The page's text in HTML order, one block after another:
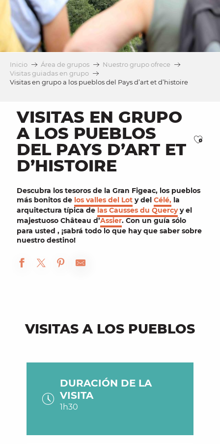
Inicio Área de grupos
Nuestro grupo ofrece
Visitas guiadas en grupo
Visitas en grupo a los pueblos del Pays d’art et d’histoire
VISITAS EN GRUPO
A LOS PUEBLOS
DEL PAYS D’ART ET
D’HISTOIRE
Descubra los tesoros de la Gran Figeac, los pueblos
más bonitos de los valles del Lot y del Célé, la
arquitectura típica de las Causses du Quercyy el
majestuoso Château d’Assier. Con un guía sólo
para usted , ¡sabrá todo lo que hay que saber sobre
nuestro destino!
VISITAS A LOS PUEBLOS
DURACIÓN DE LA
VISITA
1h30